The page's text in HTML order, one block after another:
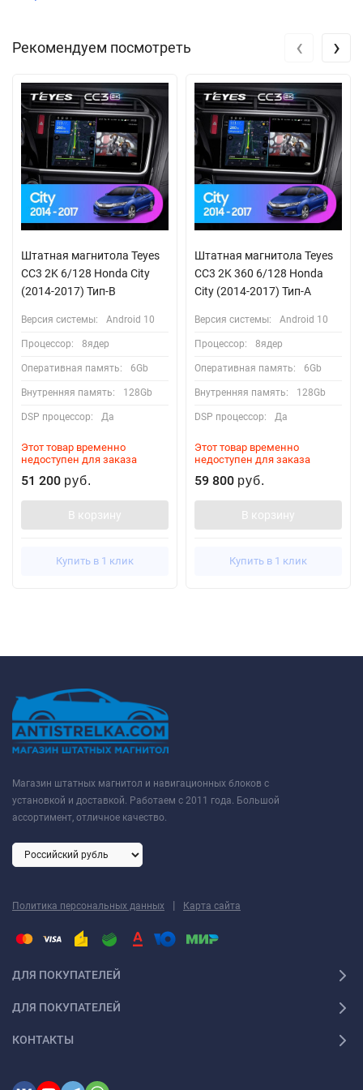
Рекомендуем посмотреть
Штатная магнитола Teyes
CC3 2K 6/128 Honda City
(2014-2017) Тип-B
Версия системы: Android 10
Процессор: 8ядер
Оперативная память: 6Gb
Внутренняя память: 128Gb
DSP процессор: Да
Этот товар временно
недоступен для заказа
51 200 руб.
В корзину
Купить в 1 клик
Штатная магнитола Teyes
CC3 2K 360 6/128 Honda
City (2014-2017) Тип-A
Версия системы: Android 10
Процессор: 8ядер
Оперативная память: 6Gb
Внутренняя память: 128Gb
DSP процессор: Да
Этот товар временно
недоступен для заказа
59 800 руб.
В корзину
Купить в 1 клик
‹ ›
Магазин штатных магнитол и навигационных блоков с
установкой и доставкой. Работаем с 2011 года. Большой
ассортимент, отличное качество.
Политика персональных данных | Карта сайта
ДЛЯ ПОКУПАТЕЛЕЙ
ДЛЯ ПОКУПАТЕЛЕЙ
КОНТАКТЫ